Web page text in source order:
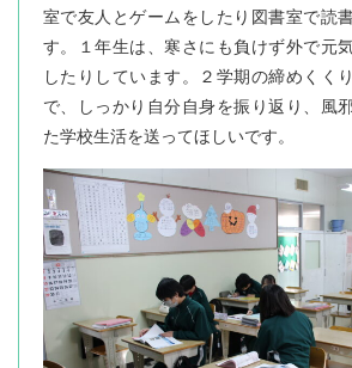
室で友人とゲームをしたり図書室で読
す。１年生は、寒さにも負けず外で元
したりしています。２学期の締めくく
で、しっかり自分自身を振り返り、風
た学校生活を送ってほしいです。